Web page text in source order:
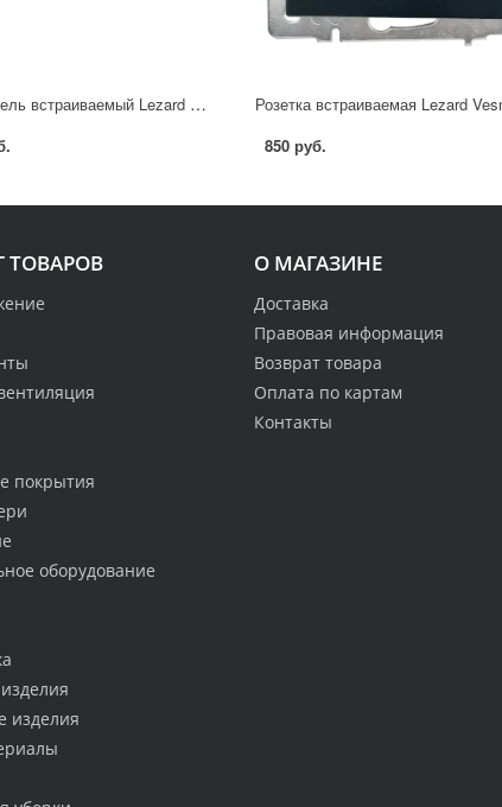
Выключатель встраиваемый Lezard Osen 2 клавиши цвет серый матовый
850 руб.
О МАГАЗИНЕ
Доставка
Правовая информация
Возврат товара
Оплата по картам
Контакты
ТОВАРОВ
покрытия
оборудование
изделия